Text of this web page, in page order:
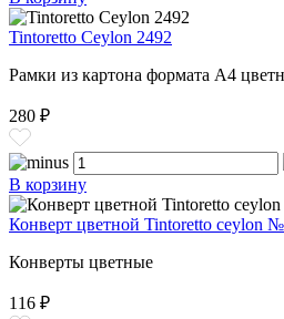
Tintoretto Ceylon 2492
Рамки из картона формата А4
280 ₽
В корзину
Конверт цветной Tintoretto ceylon
Конверты цветные
116 ₽